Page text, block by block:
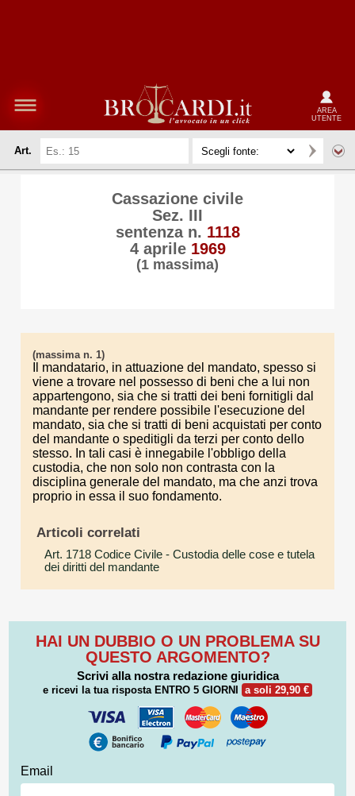
AREA
UTENTE
Art.
Cassazione civile
Sez. III
sentenza n. 1118
4 aprile 1969
(1 massima)
(massima n. 1)
Il mandatario, in attuazione del mandato, spesso si
viene a trovare nel possesso di beni che a lui non
appartengono, sia che si tratti dei beni fornitigli dal
mandante per rendere possibile l'esecuzione del
mandato, sia che si tratti di beni acquistati per conto
del mandante o speditigli da terzi per conto dello
stesso. In tali casi è innegabile l'obbligo della
custodia, che non solo non contrasta con la
disciplina generale del mandato, ma che anzi trova
proprio in essa il suo fondamento.
Articoli correlati
Art. 1718 Codice Civile - Custodia delle cose e tutela
dei diritti del mandante
HAI UN DUBBIO O UN PROBLEMA SU
QUESTO ARGOMENTO?
Scrivi alla nostra redazione giuridica
e ricevi la tua risposta ENTRO 5 GIORNI a soli 29,90 €
Email